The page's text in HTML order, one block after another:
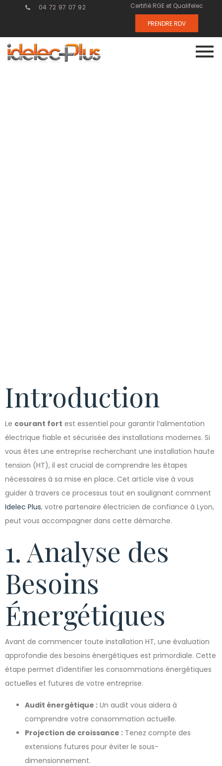
04 72 97 07 92 Certifié RGE et Qualifelec
PRENDRE RDV
Introduction
Le courant fort est essentiel pour garantir l’alimentation
électrique fiable et sécurisée des installations modernes. Si
vous êtes une entreprise recherchant une installation haute
tension (HT), il est crucial de comprendre les étapes
nécessaires à sa mise en place. Cet article vise à vous
guider à travers ce processus tout en soulignant comment
Idelec Plus, votre partenaire électricien de confiance à Lyon,
peut vous accompagner dans cette démarche.
1. Analyse des
Besoins
Énergétiques
Avant de commencer toute installation HT, une évaluation
approfondie des besoins énergétiques est primordiale. Cette
étape permet d’identifier les consommations énergétiques
actuelles et futures de votre entreprise.
Audit énergétique : Un audit vous aidera à
comprendre votre consommation actuelle.
Projection de croissance : Tenez compte des
extensions futures pour éviter le sous-
dimensionnement.